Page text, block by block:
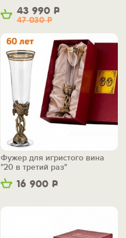
43 990 Р
47 030Р
16 900 Р
Фужер для игристого вина
"20 в третий раз"